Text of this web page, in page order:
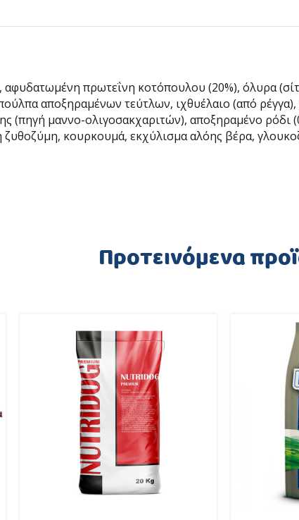
πρωτεΐνη κοτόπουλου (20%), όλυρα
αποξηραμένων τεύτλων, ιχθυέλαιο (από
(πηγή μαννο-ολιγοσακχαριτών), αποξηραμένο ρόδι
κουρκουμά, εκχύλισμα αλόης βέρα,
Προτεινόμενα